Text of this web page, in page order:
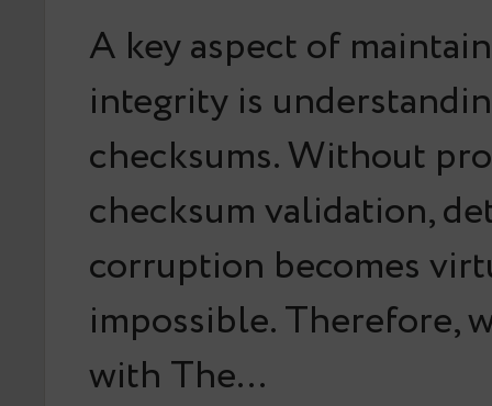
A key aspect of
integrity is
checksums. Without
checksum validation,
corruption becomes
impossible. Therefore,
with The…